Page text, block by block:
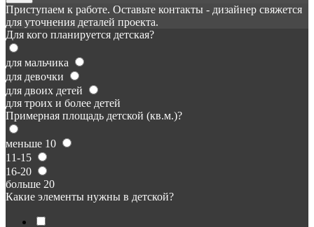
Приступаем к работе. Оставьте контакты - дизайнер свяжется
для уточнения деталей проекта.
Для кого планируется детская?
для мальчика
для девочки
для двоих детей
для троих и более детей
Примерная площадь детской (кв.м.)?
меньше 10
11-15
16-20
больше 20
Какие элементы нужны в детской?